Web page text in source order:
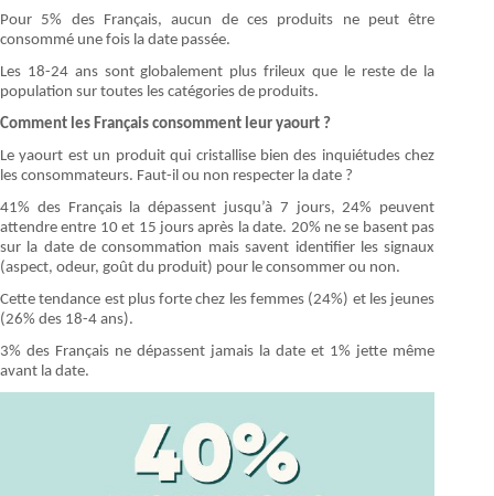
Pour 5% des Français, aucun de ces produits ne peut être
consommé une fois la date passée.
Les 18-24 ans sont globalement plus frileux que le reste de la
population sur toutes les catégories de produits.
Comment les Français consomment leur yaourt ?
Le yaourt est un produit qui cristallise bien des inquiétudes chez
les consommateurs. Faut-il ou non respecter la date ?
41% des Français la dépassent jusqu’à 7 jours, 24% peuvent
attendre entre 10 et 15 jours après la date. 20% ne se basent pas
sur la date de consommation mais savent identifier les signaux
(aspect, odeur, goût du produit) pour le consommer ou non.
Cette tendance est plus forte chez les femmes (24%) et les jeunes
(26% des 18-4 ans).
3% des Français ne dépassent jamais la date et 1% jette même
avant la date.